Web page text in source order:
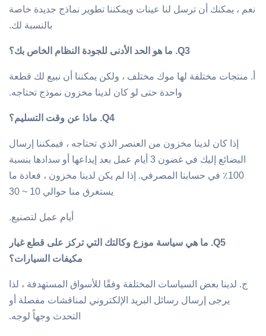
نعم ، يمكنك أن ترسل لنا عينات ويمكننا تطوير نماذج جديدة خاصة
بالنسبة لك.
Q3. ما هو الحد الأدنى للجودة النظام الخاص بك؟
أ. منتجات مختلفة لها موك مختلف ، ولكن يمكننا أن نبيع لك قطعة
واحدة حتى لو كان لدينا مخزون نموذج تحتاجه.
Q4. ماذا عن وقت التسليم؟
إذا كان لدينا مخزون من العنصر الذي تحتاجه ، فيمكننا إرسال
البضائع إليك في غضون 3 أيام عمل بعد إيداعها أو سدادها بنسبة
100٪ في حسابنا المصرفي. إذا لم يكن لدينا مخزون ، فعادة ما
يستغرق منا حوالي 10 ~ 30
أيام عمل لتصنيع.
Q5. ما هي سياسة موزع وكالتك التي تركز على قطع غيار
مكيفات السيارات؟
ج. لدينا بعض السياسات المختلفة وفقًا للأسواق المستهدفة ، لذا
يرجى إرسال رسائل البريد الإلكتروني لمناقشات مفصلة أو
التحدث وجهاً لوجه.